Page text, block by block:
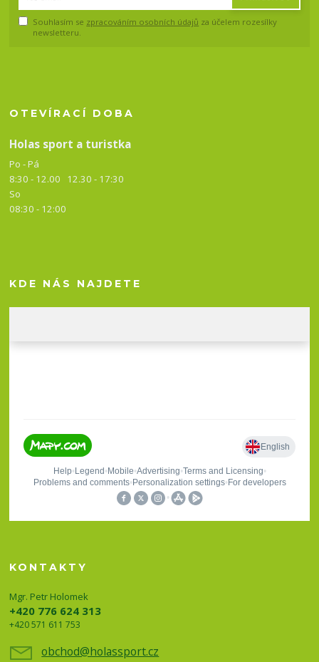
Souhlasím se zpracováním osobních údajů za účelem rozesílky
newsletteru.
OTEVÍRACÍ DOBA
Holas sport a turistka
Po - Pá
8:30 - 12.00 12.30 - 17:30
So
08:30 - 12:00
KDE NÁS NAJDETE
KONTAKTY
Mgr. Petr Holomek
+420 776 624 313
+420 571 611 753
obchod@holassport.cz